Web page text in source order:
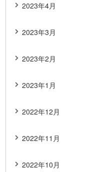
2023年4月
2023年3月
2023年2月
2023年1月
2022年12月
2022年11月
2022年10月